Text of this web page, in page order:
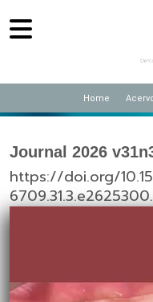
Home
Journal 2026
https://doi.org/